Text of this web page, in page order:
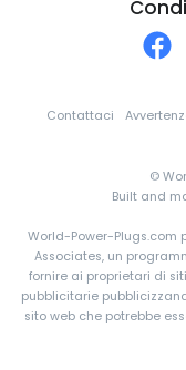
Costa Rica
Danimarca
Dominica
Contattaci
©
Built and
World-Power-Plugs.com
Associates, un
fornire ai proprietari di
pubblicitarie
sito web che potrebbe